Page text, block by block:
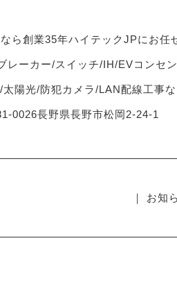
ら創業35年ハイテックJPにお任
レーカー/スイッチ/IH/EVコンセ
陽光/防犯カメラ/LAN配線工事な
0026長野県長野市松岡2-24-1
｜ お知